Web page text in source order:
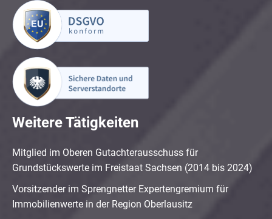
Weitere Tätigkeiten
Mitglied im Oberen Gutachterausschuss für
Grundstückswerte im Freistaat Sachsen (2014 bis 2024)
Vorsitzender im Sprengnetter Expertengremium für
Immobilienwerte in der Region Oberlausitz